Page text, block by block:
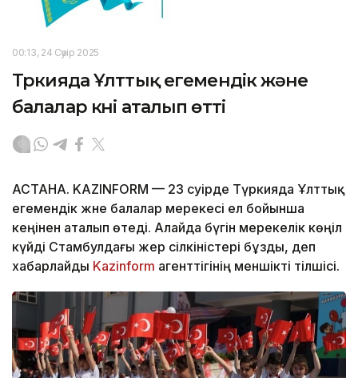
00:13, 24 Сәуір 2025
Түркияда Ұлттық егемендік және
балалар күні аталып өтті
АСТАНА. KAZINFORM — 23 сәуірде Түркияда Ұлттық
егемендік және балалар мерекесі ел бойынша
кеңінен аталып өтеді. Алайда бүгін мерекелік көңіл
күйді Стамбулдағы жер сілкіністері бұзды, деп
хабарлайды Kazinform агенттігінің меншікті тілшісі.